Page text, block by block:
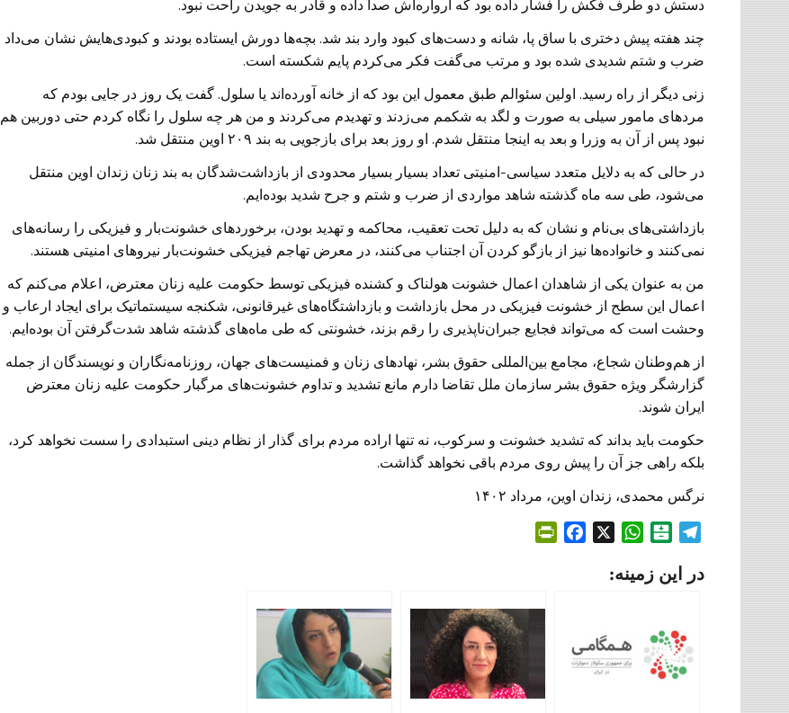
دستش دو طرف فکش را فشار داده بود که آرواره‌اش صدا داده و قادر به جویدن راحت نبود.
چند هفته پیش دختری با ساق پا، شانه و دست‌های کبود وارد بند شد. بچه‌ها دورش ایستاده بودند و کبودی‌هایش نشان می‌داد
ضرب و شتم شدیدی شده بود و مرتب می‌گفت فکر می‌کردم پایم شکسته است.
زنی دیگر از راه رسید. اولین سئوالم طبق معمول این بود که از خانه آورده‌اند یا سلول. گفت یک روز در جایی بودم که
مردهای مامور سیلی به صورت و لگد به شکمم می‌زدند و تهدیدم می‌کردند و من هر چه سلول را نگاه کردم حتی دوربین هم
نبود پس از آن به وزرا و بعد به اینجا منتقل شدم. او روز بعد برای بازجویی به بند ۲۰۹ اوین منتقل شد.
در حالی که به دلایل متعدد سیاسی-امنیتی تعداد بسیار بسیار محدودی از بازداشت‌شدگان به بند زنان زندان اوین منتقل
می‌شود، طی سه ماه گذشته شاهد مواردی از ضرب و شتم و جرح شدید بوده‌ایم.
بازداشتی‌های بی‌نام و نشان که به دلیل تحت تعقیب، محاکمه و تهدید بودن، برخوردهای خشونت‌بار و فیزیکی را رسانه‌های
نمی‌کنند و خانواده‌ها نیز از بازگو کردن آن اجتناب می‌کنند، در معرض تهاجم فیزیکی خشونت‌بار نیروهای امنیتی هستند.
من به عنوان یکی از شاهدان اعمال خشونت هولناک و کشنده فیزیکی توسط حکومت علیه زنان معترض، اعلام می‌کنم که
اعمال این سطح از خشونت فیزیکی در محل بازداشت و بازداشتگاه‌های غیرقانونی، شکنجه سیستماتیک برای ایجاد ارعاب و
وحشت است که می‌تواند فجایع جبران‌ناپذیری را رقم بزند، خشونتی که طی ماه‌های گذشته شاهد شدت‌گرفتن آن بوده‌ایم.
از هم‌وطنان شجاع، مجامع بین‌المللی حقوق بشر، نهادهای زنان و فمنیست‌های جهان، روزنامه‌نگاران و نویسندگان از جمله
گزارشگر ویژه حقوق بشر سازمان ملل تقاضا دارم مانع تشدید و تداوم خشونت‌های مرگبار حکومت علیه زنان معترض
ایران شوند.
حکومت باید بداند که تشدید خشونت و سرکوب، نه تنها اراده مردم برای گذار از نظام دینی استبدادی را سست نخواهد کرد،
بلکه راهی جز آن را پیش روی مردم باقی نخواهد گذاشت.
نرگس محمدی، زندان اوین، مرداد ۱۴۰۲
l
r
a
m
l
a
r
W
a
A
p
i
در این زمینه: